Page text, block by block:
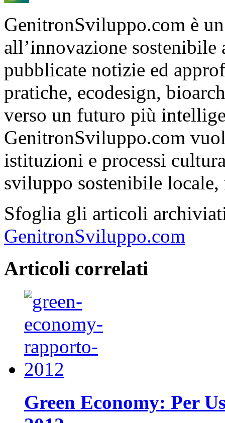
GenitronSviluppo.com è
all’innovazione sostenibile
pubblicate notizie ed
pratiche, ecodesign,
verso un futuro più
GenitronSviluppo.com
istituzioni e processi
sviluppo sostenibile locale,
Sfoglia gli articoli
GenitronSviluppo.com
Articoli correlati
Green Economy: Per